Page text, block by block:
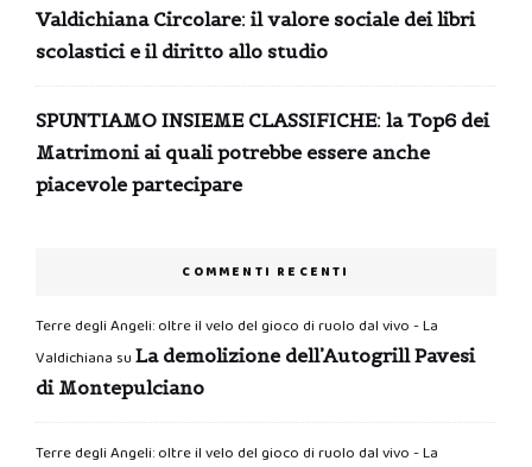
Valdichiana Circolare: il valore sociale dei libri
scolastici e il diritto allo studio
SPUNTIAMO INSIEME CLASSIFICHE: la Top6 dei
Matrimoni ai quali potrebbe essere anche
piacevole partecipare
COMMENTI RECENTI
Terre degli Angeli: oltre il velo del gioco di ruolo dal vivo - La
Valdichiana su La demolizione dell’Autogrill Pavesi
di Montepulciano
Terre degli Angeli: oltre il velo del gioco di ruolo dal vivo - La